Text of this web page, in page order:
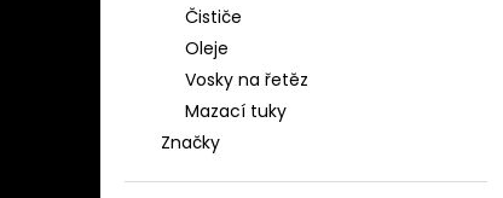
Čističe
Oleje
Vosky na řetěz
Mazací tuky
Značky